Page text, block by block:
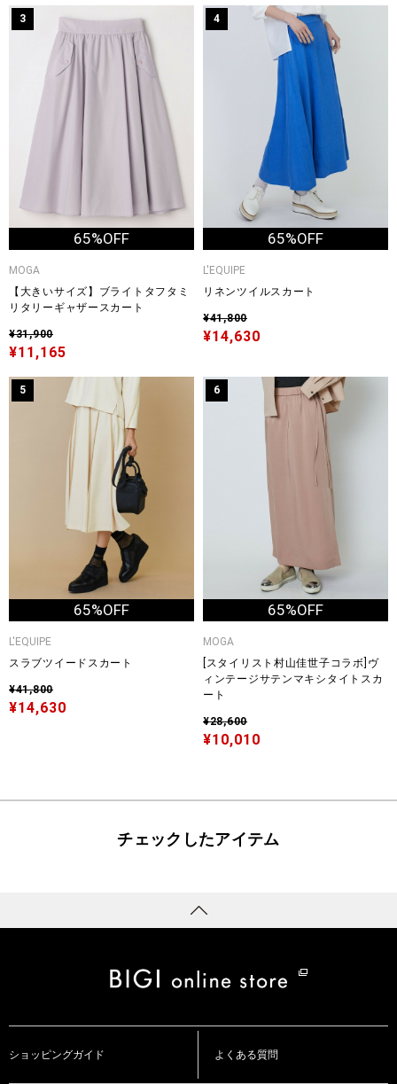
3
65%OFF
MOGA
【大きいサイズ】ブライトタフタミ
リタリーギャザースカート
¥31,900
¥11,165
4
65%OFF
L'EQUIPE
リネンツイルスカート
¥41,800
¥14,630
5
65%OFF
L'EQUIPE
スラブツイードスカート
¥41,800
¥14,630
6
65%OFF
MOGA
[スタイリスト村山佳世子コラボ]ヴ
ィンテージサテンマキシタイトスカ
ート
¥28,600
¥10,010
チェックしたアイテム
ショッピングガイド よくある質問